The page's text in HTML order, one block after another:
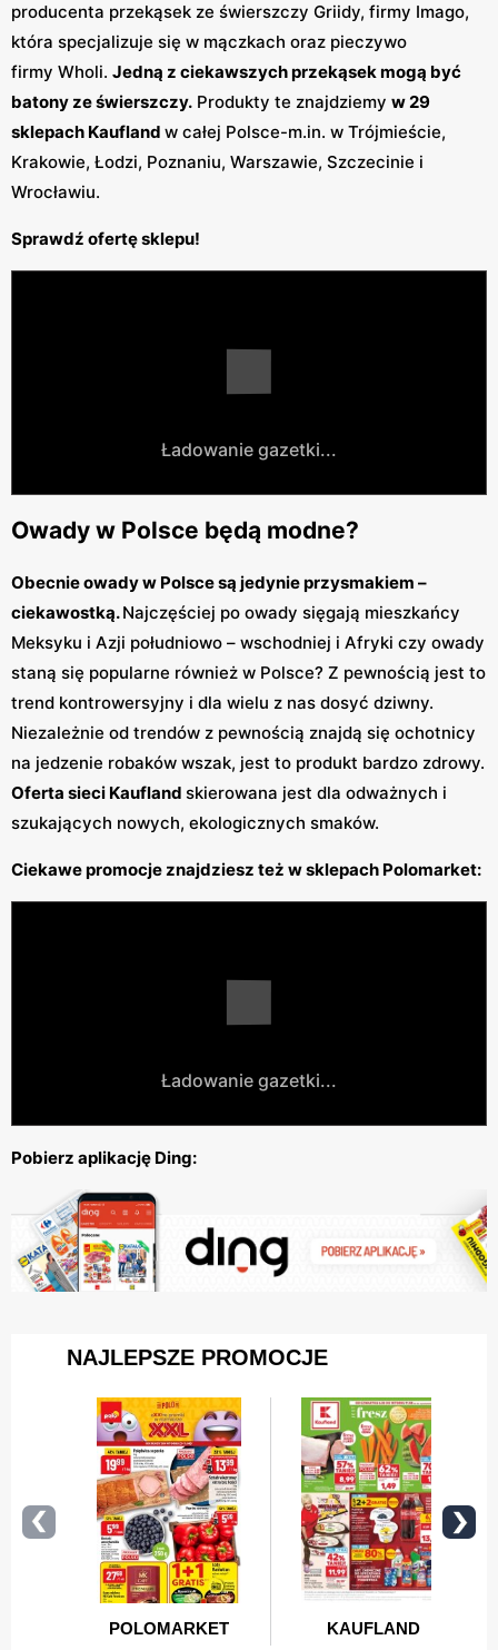
producenta przekąsek ze świerszczy Griidy, firmy Imago,
która specjalizuje się w mączkach oraz pieczywo
firmy Wholi. Jedną z ciekawszych przekąsek mogą być
batony ze świerszczy. Produkty te znajdziemy w 29
sklepach Kaufland w całej Polsce-m.in. w Trójmieście,
Krakowie, Łodzi, Poznaniu, Warszawie, Szczecinie i
Wrocławiu.
Sprawdź ofertę sklepu!
Ładowanie gazetki...
Owady w Polsce będą modne?
Obecnie owady w Polsce są jedynie przysmakiem –
ciekawostką.Najczęściej po owady sięgają mieszkańcy
Meksyku i Azji południowo – wschodniej i Afryki czy owady
staną się popularne również w Polsce? Z pewnością jest to
trend kontrowersyjny i dla wielu z nas dosyć dziwny.
Niezależnie od trendów z pewnością znajdą się ochotnicy
na jedzenie robaków wszak, jest to produkt bardzo zdrowy.
Oferta sieci Kaufland skierowana jest dla odważnych i
szukających nowych, ekologicznych smaków.
Ciekawe promocje znajdziesz też w sklepach Polomarket:
Ładowanie gazetki...
Pobierz aplikację Ding: